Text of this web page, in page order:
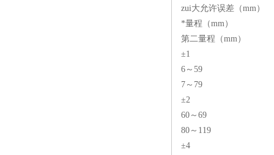
zui大允许误差（mm）
*量程（mm）
第二量程（mm）
±1
6～59
7～79
±2
60～69
80～119
±4